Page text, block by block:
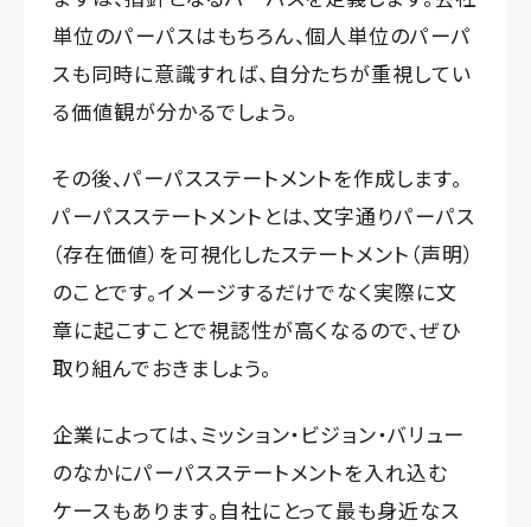
単位のパーパスはもちろん、個人単位のパーパ
スも同時に意識すれば、自分たちが重視してい
る価値観が分かるでしょう。
その後、パーパスステートメントを作成します。
パーパスステートメントとは、文字通りパーパス
（存在価値）を可視化したステートメント（声明）
のことです。イメージするだけでなく実際に文
章に起こすことで視認性が高くなるので、ぜひ
取り組んでおきましょう。
企業によっては、ミッション・ビジョン・バリュー
のなかにパーパスステートメントを入れ込む
ケースもあります。自社にとって最も身近なス